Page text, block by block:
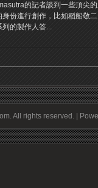
的記者談到一些頂尖
身份進行創作，比如稻船敬
列的製作人答...
All rights reserved. |